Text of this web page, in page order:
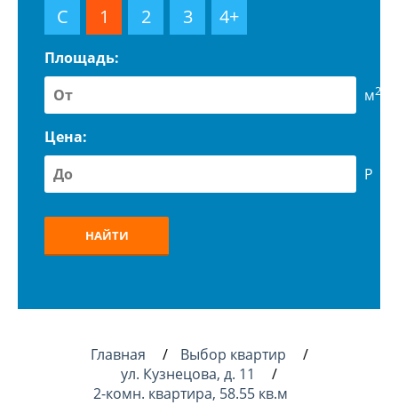
С 1 2 3 4+
Площадь:
м2
Цена:
Р
НАЙТИ
Главная
Выбор квартир
ул. Кузнецова, д. 11
2-комн. квартира, 58.55 кв.м